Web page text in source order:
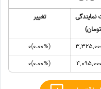
تغییر
(0.00%)0
(0.00%)0